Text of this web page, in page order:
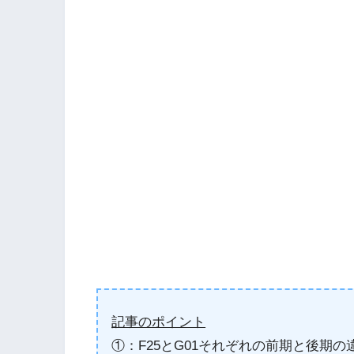
記事のポイント
①：F25とG01それぞれの前期と後期の